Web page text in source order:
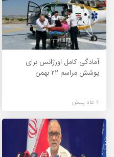
آمادگی کامل اورژانس برای
پوشش مراسم ۲۲ بهمن
6 ماه پیش